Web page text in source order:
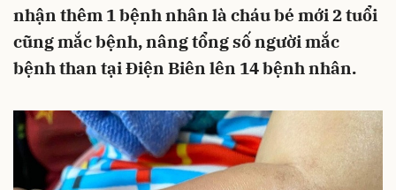
nhận thêm 1 bệnh nhân là cháu bé mới 2 tuổi
cũng mắc bệnh, nâng tổng số người mắc
bệnh than tại Điện Biên lên 14 bệnh nhân.